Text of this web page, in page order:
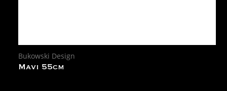
Bukowski Design
Mavi 55cm